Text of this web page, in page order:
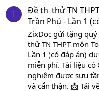
T
Đề thi thử TN
Trần Phú - Lần 1
ZixDoc gửi tặng quý
thử TN THPT môn
Lần 1 (có đáp án)
miễn phí. Tài liệu
nghiệm được sưu
và cẩn thận. 📩 Tải